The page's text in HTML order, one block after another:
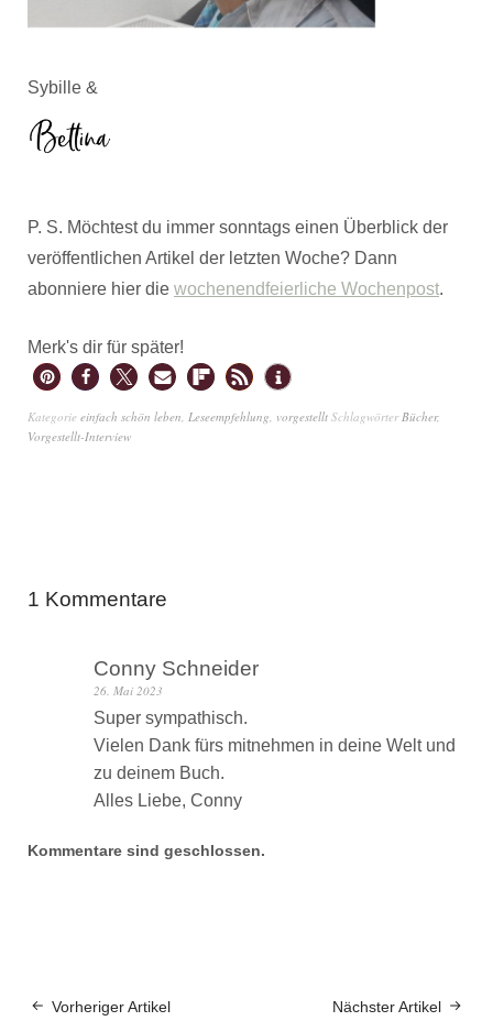
Sybille &
P. S. Möchtest du immer sonntags einen Überblick der
veröffentlichen Artikel der letzten Woche? Dann
abonniere hier die wochenendfeierliche Wochenpost.
Merk's dir für später!
Kategorie einfach schön leben, Leseempfehlung, vorgestellt SchlagwörterBücher,
Vorgestellt-Interview
1 Kommentare
Conny Schneider
26. Mai 2023
Super sympathisch.
Vielen Dank fürs mitnehmen in deine Welt und
zu deinem Buch.
Alles Liebe, Conny
Kommentare sind geschlossen.
Vorheriger Artikel Nächster Artikel